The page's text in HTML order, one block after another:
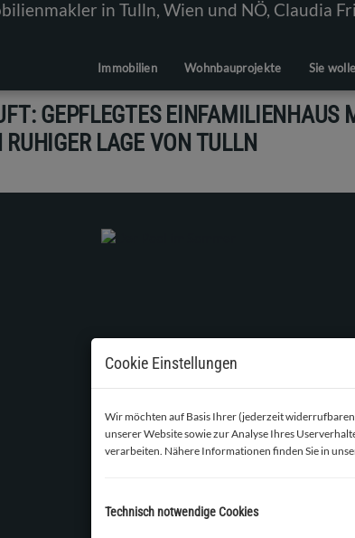
Immobilien Wohnbauprojekte Sie
GEPFLEGTES EINFAMILIENHAUS
LAGE VON TULLN
Cookie Einstellungen
Wir möchten auf Basis Ihrer (jederzeit
unserer Website sowie zur Analyse Ihres
verarbeiten. Nähere Informationen finden Sie in
Technisch notwendige Cookies